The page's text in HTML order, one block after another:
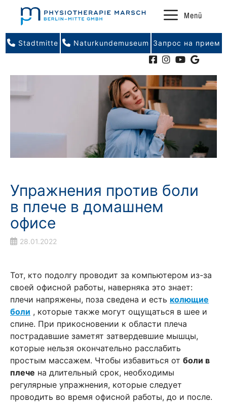
Перейти
Menü
Запрос на прием
Naturkundemuseum
Stadtmitte
Упражнения против боли
в плече в домашнем
офисе
28.01.2022
Тот, кто подолгу проводит за компьютером из-за
своей офисной работы, наверняка это знает:
плечи напряжены, поза сведена и есть колющие
боли , которые также могут ощущаться в шее и
спине. При прикосновении к области плеча
пострадавшие заметят затвердевшие мышцы,
которые нельзя окончательно расслабить
простым массажем. Чтобы избавиться от боли в
плече на длительный срок, необходимы
регулярные упражнения, которые следует
проводить во время офисной работы, до и после.